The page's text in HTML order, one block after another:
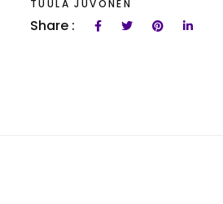
TUULA JUVONEN
Share :